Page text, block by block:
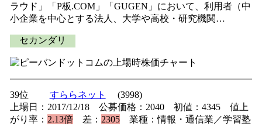
ラウド」「P板.COM」「GUGEN」において、利用者（中
小企業を中心とする法人、大学や高校・研究機関…
セカンダリ
39位 すららネット
(3998)
上場日：2017/12/18 公募価格：2040 初値：4345 値上
がり率： 2.13倍差： 2305業種：情報・通信業／学習塾